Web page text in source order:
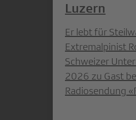
Luzern
Er lebt für
Extremalpinist
Schweizer
2026 zu Gast
Radiosendung